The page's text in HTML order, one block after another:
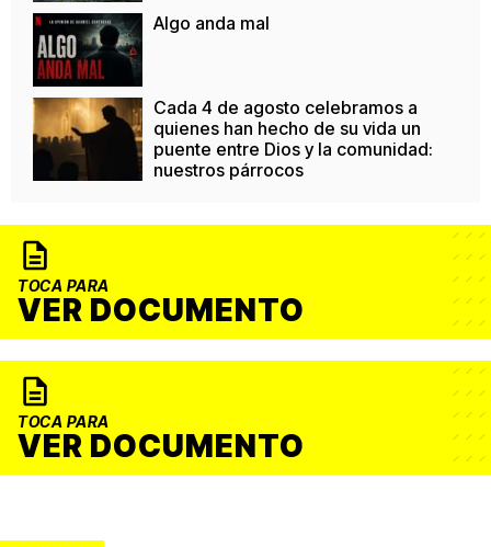
Algo anda mal
Cada 4 de agosto celebramos a
quienes han hecho de su vida un
puente entre Dios y la comunidad:
nuestros párrocos
TOCA PARA
VER DOCUMENTO
TOCA PARA
VER DOCUMENTO